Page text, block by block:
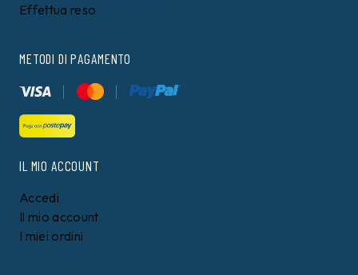
Effettua reso
METODI DI PAGAMENTO
IL MIO ACCOUNT
Accedi
Il mio account
I miei ordini